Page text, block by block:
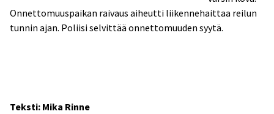
Onnettomuuspaikan raivaus aiheutti liikennehaittaa reilun
tunnin ajan. Poliisi selvittää onnettomuuden syytä.
Teksti: Mika Rinne